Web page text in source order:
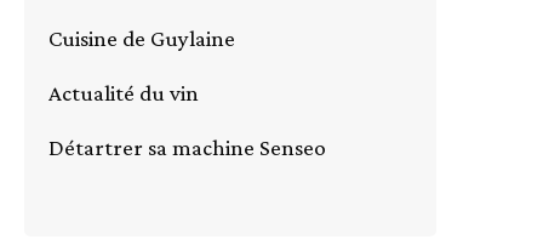
Cuisine de Guylaine
Actualité du vin
Détartrer sa machine Senseo